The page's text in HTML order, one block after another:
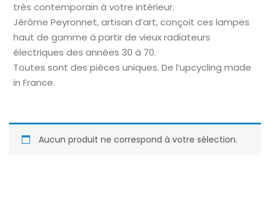
très contemporain à votre intérieur.
Jérôme Peyronnet, artisan d’art, conçoit ces lampes
haut de gamme à partir de vieux radiateurs
électriques des années 30 à 70.
Toutes sont des pièces uniques. De l’upcycling made
in France.
Aucun produit ne correspond à votre sélection.